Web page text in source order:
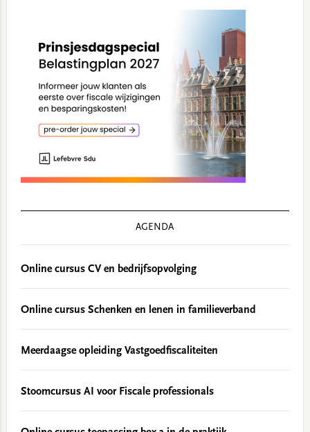
AGENDA
Online cursus CV en bedrijfsopvolging
Online cursus Schenken en lenen in familieverband
Meerdaagse opleiding Vastgoedfiscaliteiten
Stoomcursus AI voor Fiscale professionals